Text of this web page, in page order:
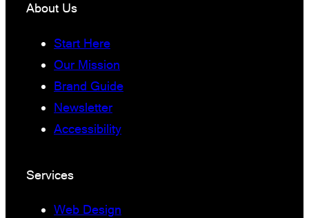
About Us
Start Here
Our Mission
Brand Guide
Newsletter
Accessibility
Services
Web Design